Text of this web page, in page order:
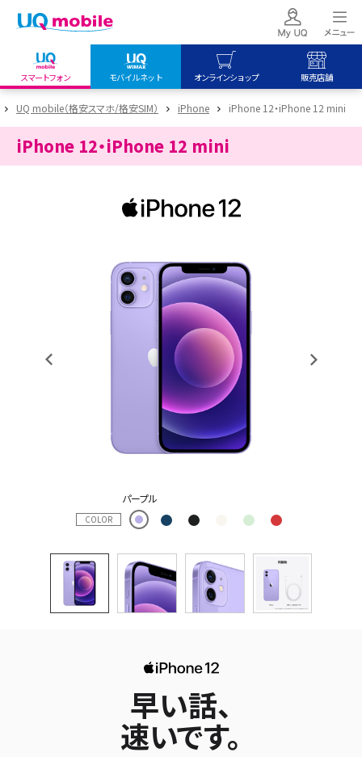
スマートフォン モバイルネット オンラインショップ 販売店舗
my UQ WiMAX
UQ WiMAX ご契約の方
UQ mobile
UQ mobile
オンラインショップ
UQ mobile
販売店舗
UQ mobile（格安スマホ/格安SIM） iPhone iPhone 12・iPhone 12 mini
iPhone 12・iPhone 12 mini
COLOR
パープル
早い話、
速いです。